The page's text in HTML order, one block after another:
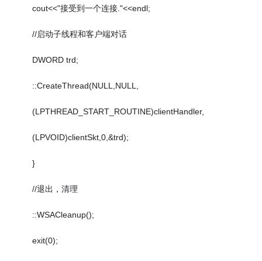
cout<<"接受到一个连接."<<endl;
//启动子线程和客户端对话
DWORD trd;
::CreateThread(NULL,NULL,
(LPTHREAD_START_ROUTINE)clientHandler,
(LPVOID)clientSkt,0,&trd);
}
//退出，清理
::WSACleanup();
exit(0);